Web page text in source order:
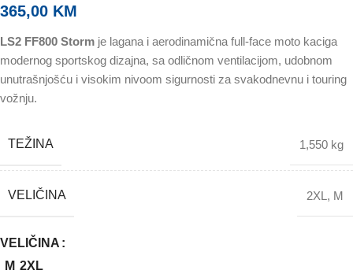
365,00 KM
LS2 FF800 Storm je lagana i aerodinamična full-face moto kaciga
modernog sportskog dizajna, sa odličnom ventilacijom, udobnom
unutrašnjošću i visokim nivoom sigurnosti za svakodnevnu i touring
vožnju.
TEŽINA 1,550 kg
VELIČINA 2XL , M
VELIČINA
M 2XL